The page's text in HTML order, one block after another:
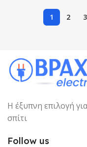
ΣΥΝΔΕΣΙΜΌΤΗΤΑ
ΤΎΠΟΣ
Εμπρόσθιας Φόρτωσης
WIFI Όχι
1 2 3
Η έξυπνη επιλογή
σπίτι
Follow us